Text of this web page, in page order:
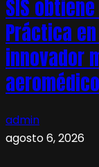
SIS
Práctica
innovador
admin
agosto 6, 2026